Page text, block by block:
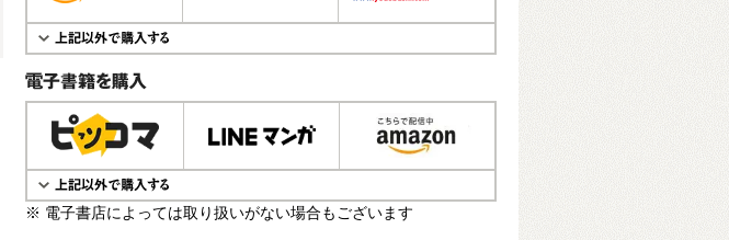
電子書籍で購入
※ 電子書店によっては取り扱いがない場合もございます